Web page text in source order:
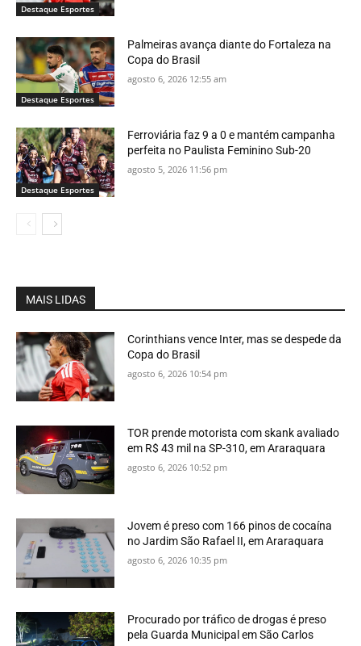
Destaque Esportes
Destaque Esportes
Palmeiras avança diante do Fortaleza na
Copa do Brasil
agosto 6, 2026 12:55 am
Destaque Esportes
Ferroviária faz 9 a 0 e mantém campanha
perfeita no Paulista Feminino Sub-20
agosto 5, 2026 11:56 pm
MAIS LIDAS
Corinthians vence Inter, mas se despede da
Copa do Brasil
agosto 6, 2026 10:54 pm
TOR prende motorista com skank avaliado
em R$ 43 mil na SP-310, em Araraquara
agosto 6, 2026 10:52 pm
Jovem é preso com 166 pinos de cocaína
no Jardim São Rafael II, em Araraquara
agosto 6, 2026 10:35 pm
Procurado por tráfico de drogas é preso
pela Guarda Municipal em São Carlos